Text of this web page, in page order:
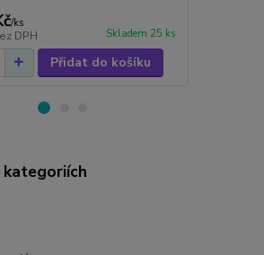
/ks
DPH Skladem 25 ks
Přidat do košíku
kategoriích